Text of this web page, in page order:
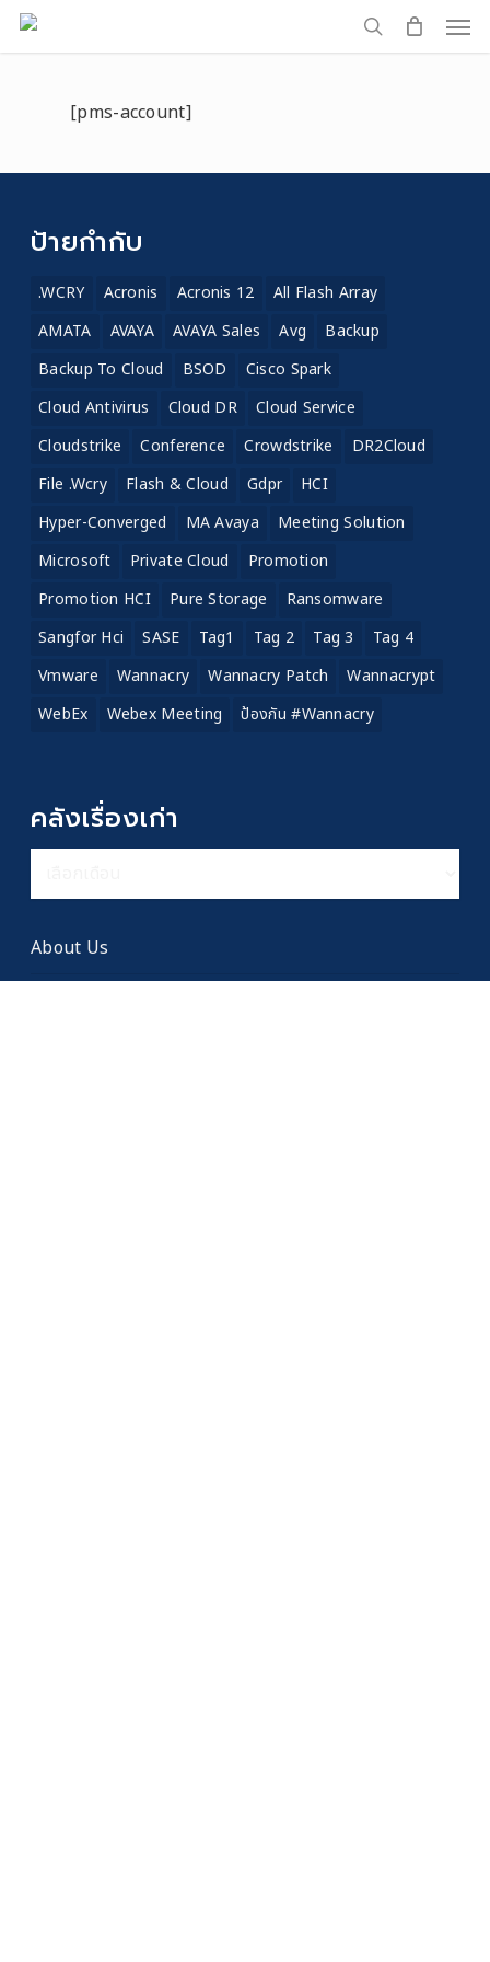
Skip
to
search
[pms-account]
ป้ายกำกับ
.WCRY Acronis Acronis 12
All Flash Array
AMATA
AVAYA AVAYA Sales Avg
Backup
Backup To Cloud
BSOD
Cisco Spark
Cloud Antivirus
Cloud DR
Cloud Service
Cloudstrike
Conference Crowdstrike
DR2Cloud
File .wcry
Flash & Cloud Gdpr
HCI
Hyper-Converged
MA Avaya
Meeting Solution
Microsoft
Private Cloud
Promotion
Promotion HCI
Pure Storage
Ransomware
Sangfor Hci
SASE Tag1 Tag 2 Tag 3
Tag 4
Vmware
Wannacry Wannacry Patch
Wannacrypt
WebEx
Webex Meeting ป้องกัน #wannacry
คลังเรื่องเก่า
เรื่อง
About Us